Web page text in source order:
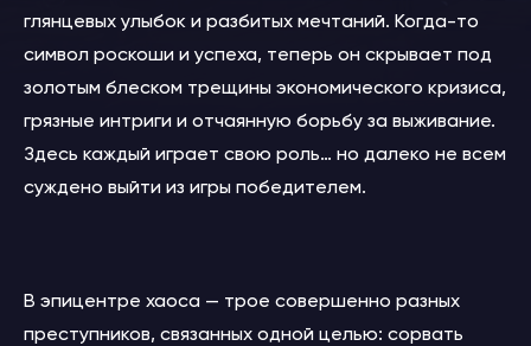
глянцевых улыбок и разбитых мечтаний. Когда-то
символ роскоши и успеха, теперь он скрывает под
золотым блеском трещины экономического кризиса,
грязные интриги и отчаянную борьбу за выживание.
Здесь каждый играет свою роль… но далеко не всем
суждено выйти из игры победителем.
В эпицентре хаоса — трое совершенно разных
преступников, связанных одной целью: сорвать